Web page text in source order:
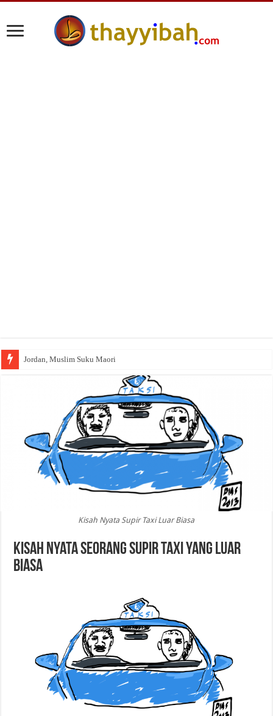
Jordan, Muslim Suku Maori
Kisah Nyata Supir Taxi Luar Biasa
Kisah Nyata Seorang Supir Taxi yang Luar
Biasa